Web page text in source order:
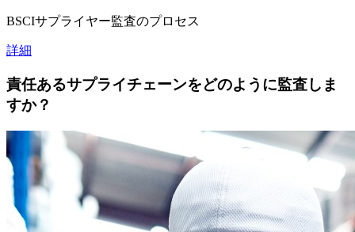
BSCIサプライヤー監査のプロセス
詳細
責任あるサプライチェーンをどのように監査しま
すか？